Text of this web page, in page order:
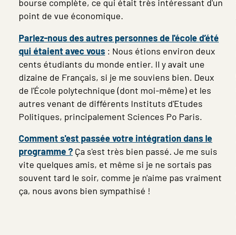
bourse complète, ce qui était très intéressant d'un
point de vue économique.
Parlez-nous des autres personnes de l'école d’été
qui étaient avec vous : Nous étions environ deux
cents étudiants du monde entier. Il y avait une
dizaine de Français, si je me souviens bien. Deux
de l'École polytechnique (dont moi-même) et les
autres venant de différents Instituts d'Etudes
Politiques, principalement Sciences Po Paris.
Comment s'est passée votre intégration dans le
programme ? Ça s'est très bien passé. Je me suis
vite quelques amis, et même si je ne sortais pas
souvent tard le soir, comme je n'aime pas vraiment
ça, nous avons bien sympathisé !